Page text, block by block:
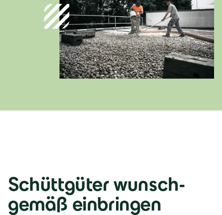
Schüttgüter wunsch­
gemäß einbringen
Deutschland
Italia
Italiano